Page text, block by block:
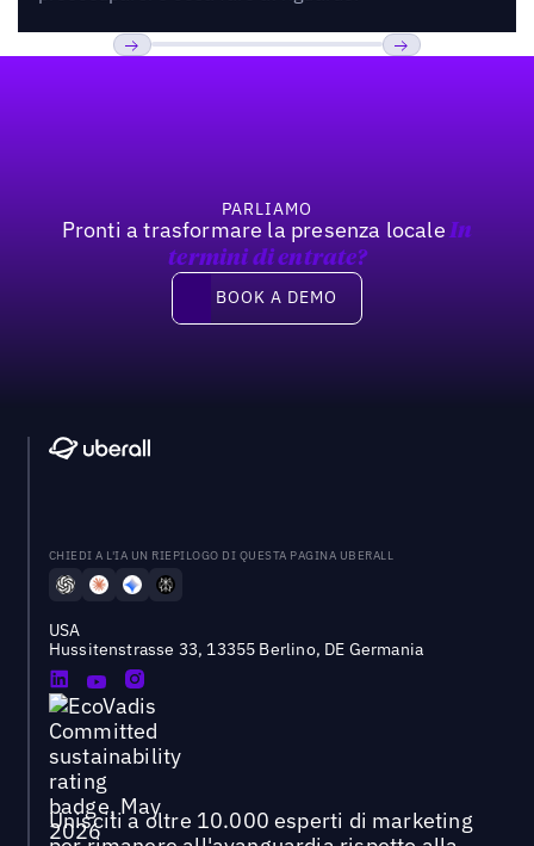
PARLIAMO
Pronti a trasformare la presenza locale In
termini di entrate?
Book a demo
BOOK A DEMO
CHIEDI A L'IA UN RIEPILOGO DI QUESTA PAGINA UBERALL
USA
Hussitenstrasse 33, 13355 Berlino, DE Germania
Unisciti a oltre 10.000 esperti di marketing